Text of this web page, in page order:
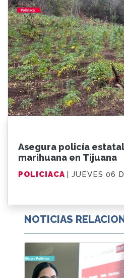
Asegura policía
marihuana en Tijuana
POLICIACA | JUEVES 06
NOTICIAS